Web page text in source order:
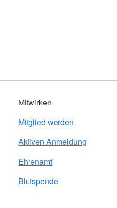
Mitwirken
Mitglied werden
Aktiven Anmeldung
Ehrenamt
Blutspende